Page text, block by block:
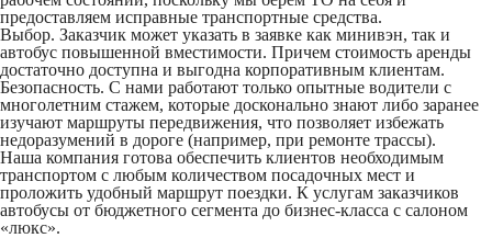
предоставляем исправные транспортные средства.
Выбор. Заказчик может указать в заявке как минивэн, так и
автобус повышенной вместимости. Причем стоимость аренды
достаточно доступна и выгодна корпоративным клиентам.
Безопасность. С нами работают только опытные водители с
многолетним стажем, которые досконально знают либо заранее
изучают маршруты передвижения, что позволяет избежать
недоразумений в дороге (например, при ремонте трассы).
Наша компания готова обеспечить клиентов необходимым
транспортом с любым количеством посадочных мест и
проложить удобный маршрут поездки. К услугам заказчиков
автобусы от бюджетного сегмента до бизнес-класса с салоном
«люкс».